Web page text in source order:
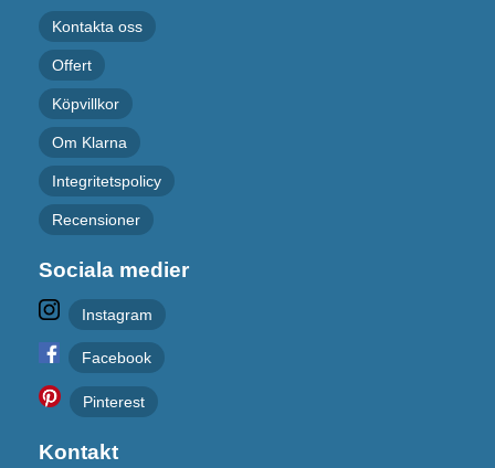
Kontakta oss
Offert
Köpvillkor
Om Klarna
Integritetspolicy
Recensioner
Sociala medier
Instagram
Facebook
Pinterest
Kontakt